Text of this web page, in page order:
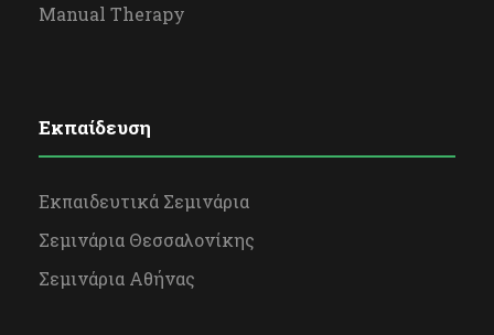
Manual Therapy
Εκπαίδευση
Εκπαιδευτικά Σεμινάρια
Σεμινάρια Θεσσαλονίκης
Σεμινάρια Αθήνας